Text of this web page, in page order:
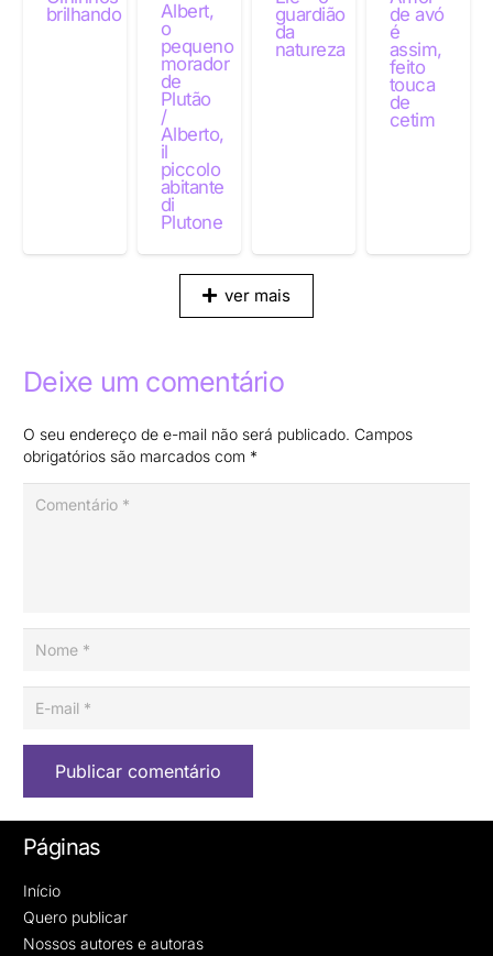
brilhando
Albert,
o
pequeno
morador
de
Plutão
/
Alberto,
il
piccolo
abitante
di
Plutone
guardião
da
natureza
de avó
é
assim,
feito
touca
de
cetim
ver mais
Deixe um comentário
O seu endereço de e-mail não será publicado. Campos
obrigatórios são marcados com *
Publicar comentário
Páginas
Início
Quero publicar
Nossos autores e autoras